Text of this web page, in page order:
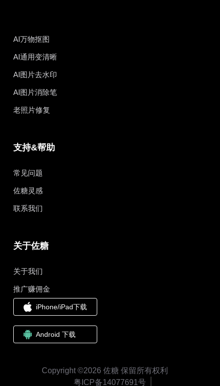
AI万物抠图
AI通用变清晰
AI图片去水印
AI图片消除笔
老照片修复
支持&帮助
常见问题
佐糖灵感
联系我们
关于佐糖
关于我们
推广赚佣金
iPhone/iPad下载
Android 下载
Copyright ©2026 佐糖 保留所有权利
粤ICP备14077691号